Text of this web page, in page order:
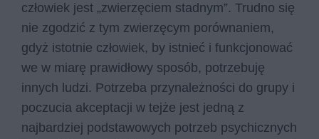
człowiek jest „zwierzęciem stadnym”. Trudno się
nie zgodzić z tym zwierzęcym porównaniem,
gdyż istotnie człowiek, by istnieć i funkcjonować
we w miarę prawidłowy sposób, potrzebuję
innych ludzi. Potrzeba przynależności do grupy i
poczucia akceptacji w tejże jest jedną z
najbardziej podstawowych potrzeb psychicznych